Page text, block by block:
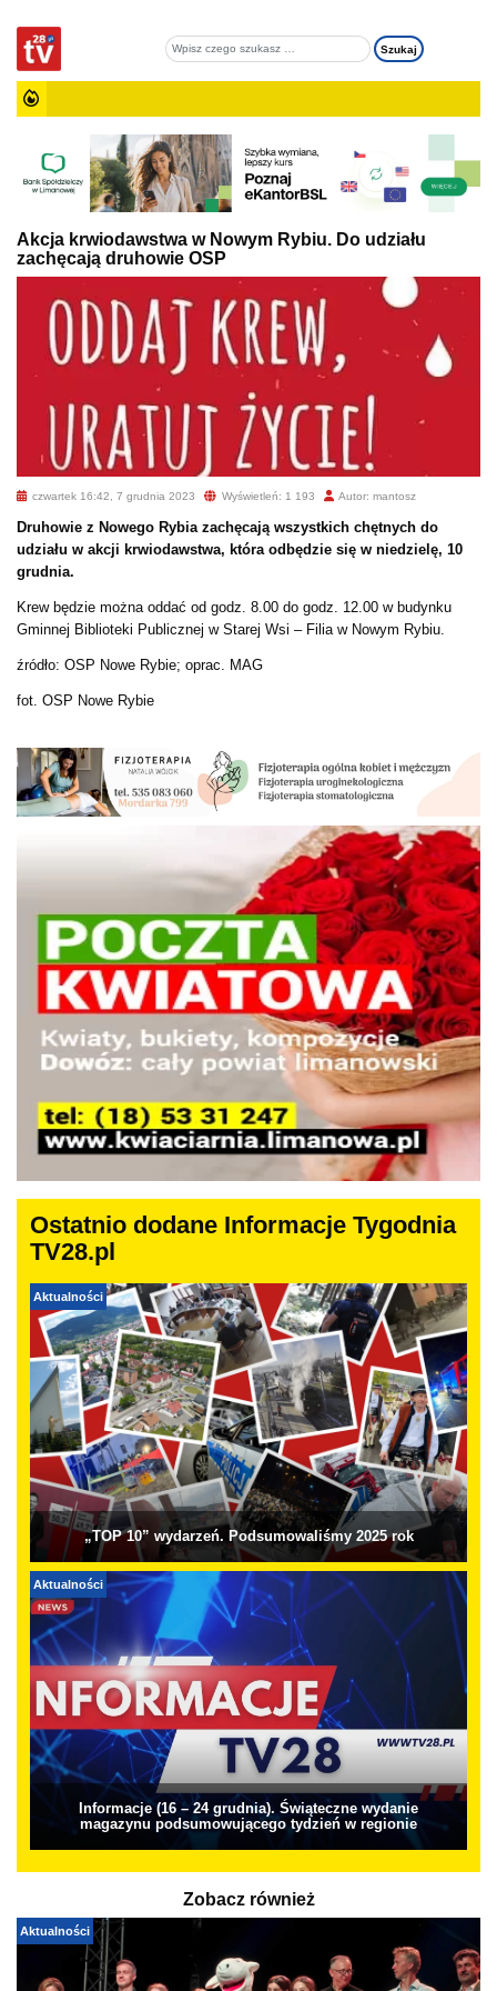
Akcja krwiodawstwa w Nowym Rybiu. Do udziału
zachęcają druhowie OSP
czwartek 16:42, 7 grudnia 2023 Wyświetleń: 1 193 Autor: mantosz
Druhowie z Nowego Rybia zachęcają wszystkich chętnych do
udziału w akcji krwiodawstwa, która odbędzie się w niedzielę, 10
grudnia.
Krew będzie można oddać od godz. 8.00 do godz. 12.00 w budynku
Gminnej Biblioteki Publicznej w Starej Wsi – Filia w Nowym Rybiu.
źródło: OSP Nowe Rybie; oprac. MAG
fot. OSP Nowe Rybie
Ostatnio dodane Informacje Tygodnia
TV28.pl
Aktualności
„TOP 10” wydarzeń. Podsumowaliśmy 2025 rok
Aktualności
Informacje (16 – 24 grudnia). Świąteczne wydanie
magazynu podsumowującego tydzień w regionie
Zobacz również
Aktualności